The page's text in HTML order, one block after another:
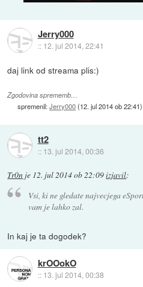
Jerry000
:: 12. jul 2014, 22:41
daj link od streama plis:)
Zgodovina sprememb…
spremenil:Jerry000(12. jul 2014 ob 22:41)
tt2
:: 13. jul 2014, 00:36
Tr0n je 12. jul 2014 ob 22:09izjavil:
Vsi, ki ne gledate najvecjega
vam je lahko zal.
In kaj je ta dogodek?
krOOokO
:: 13. jul 2014, 00:38